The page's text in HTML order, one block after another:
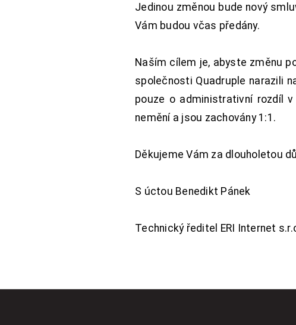
Jedinou změnou bude nový
Vám budou včas předány.
Naším cílem je, abyste změnu
společnosti Quadruple narazili
pouze o administrativní rozdíl
nemění a jsou zachovány 1:1.
Děkujeme Vám za dlouholetou
S úctou Benedikt Pánek
Technický ředitel ERI Internet